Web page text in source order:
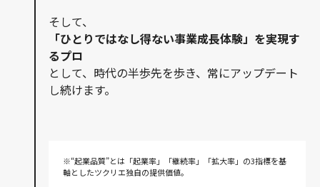
そして、
「ひとりではなし得ない事業成長体験」を実現す
るプロ
として、時代の半歩先を歩き、常にアップデート
し続けます。
※“起業品質”とは「起業率」「継続率」「拡大率」の3指標を基
軸としたツクリエ独自の提供価値。